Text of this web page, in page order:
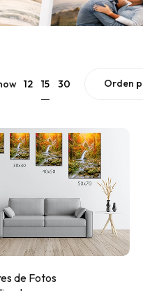
12 15 30 Orden
de Fotos